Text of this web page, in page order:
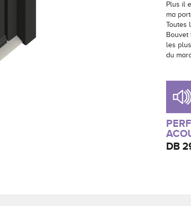
Plus il
ma
Toutes
Bouvet
les
du
DB